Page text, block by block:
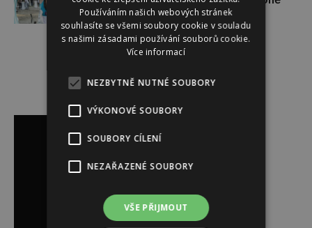
Reklama
Používáním našich webových stránek
souhlasíte se všemi soubory cookie v souladu
s našimi zásadami používání souborů cookie.
Více informací
NEZBYTNĚ NUTNÉ SOUBORY
VÝKONOVÉ SOUBORY
SOUBORY CÍLENÍ
NEZAŘAZENÉ SOUBORY
VŠE PŘIJMOUT